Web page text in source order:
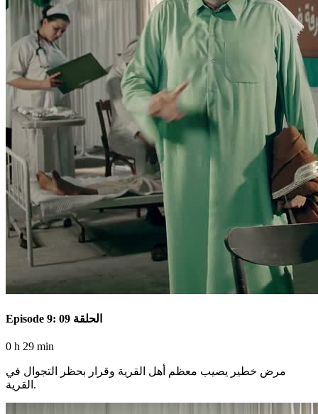
Episode 9: الحلقة 09
0 h 29 min
مرض خطير يصيب معظم أهل القرية وقرار بحظر التجوال في
القرية.